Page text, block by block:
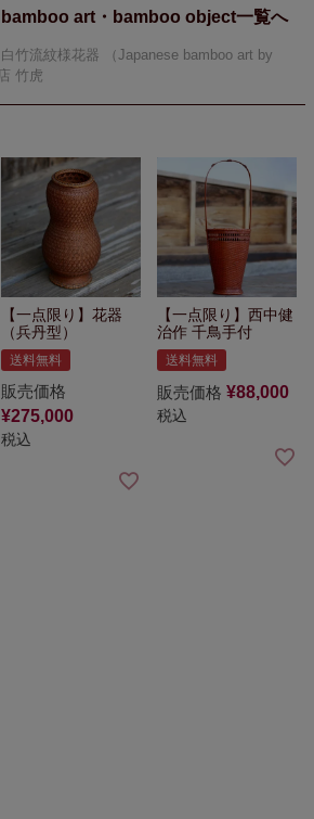
art・bamboo object
竹流紋様花器 （Japanese bamboo art by
竹虎
【一点限り】花器
（兵丹型）
送料無料
販売価格
¥275,000
税込
【一点限り】西中健
治作 千鳥手付
送料無料
販売価格 ¥88,000
税込